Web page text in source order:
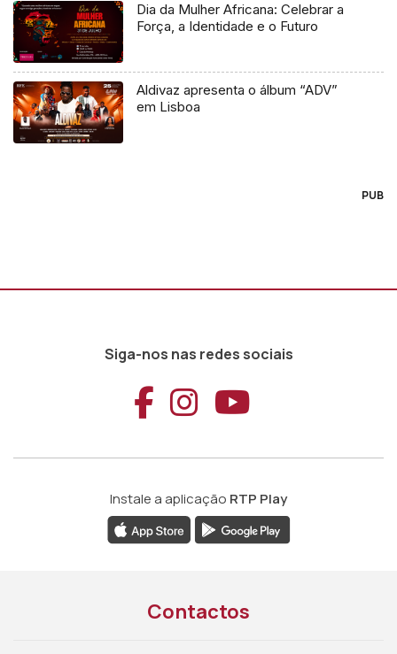
Dia da Mulher Africana: Celebrar a
Força, a Identidade e o Futuro
Aldivaz apresenta o álbum “ADV”
em Lisboa
PUB
Siga-nos nas redes sociais
Aceder ao
Aceder ao
Aceder
Instale a aplicação RTP Play
Contactos